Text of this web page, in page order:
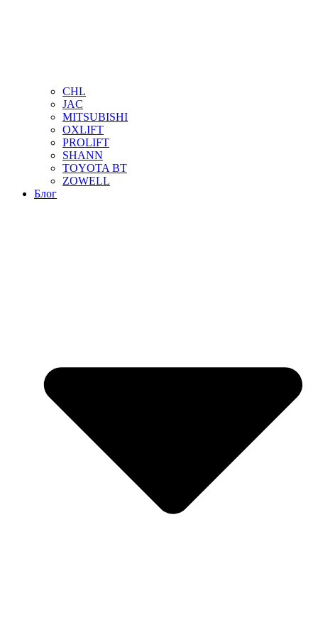
CHL
JAC
MITSUBISHI
OXLIFT
PROLIFT
SHANN
TOYOTA BT
ZOWELL
Блог